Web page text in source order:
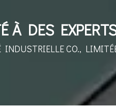
DES
INDUSTRIELLE CO.,